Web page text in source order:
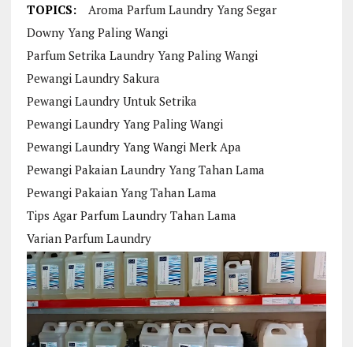
TOPICS:
Aroma Parfum Laundry Yang Segar
Downy Yang Paling Wangi
Parfum Setrika Laundry Yang Paling Wangi
Pewangi Laundry Sakura
Pewangi Laundry Untuk Setrika
Pewangi Laundry Yang Paling Wangi
Pewangi Laundry Yang Wangi Merk Apa
Pewangi Pakaian Laundry Yang Tahan Lama
Pewangi Pakaian Yang Tahan Lama
Tips Agar Parfum Laundry Tahan Lama
Varian Parfum Laundry